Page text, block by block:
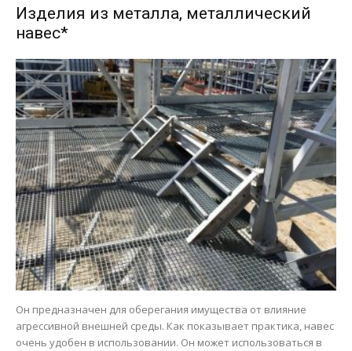
Изделия из металла, металлический
навес*
Он предназначен для оберегания имущества от влияние
агрессивной внешней среды. Как показывает практика, навес
очень удобен в использовании. Он может использоваться в